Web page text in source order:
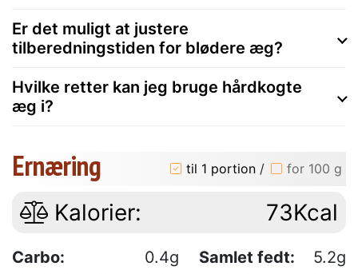
Er det muligt at justere
tilberedningstiden for blødere æg?
Hvilke retter kan jeg bruge hårdkogte
æg i?
Ernæring til 1 portion / for 100 g
Kalorier: 73Kcal
Carbo: 0.4g Samlet fedt:
5.2g